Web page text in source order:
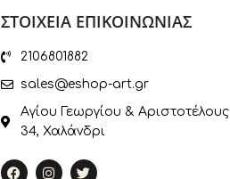
ΣΤΟΙΧΕΙΑ ΕΠΙΚΟΙΝΩΝΙΑΣ
2106801882
sales@eshop-art.gr
Αγίου Γεωργίου & Αριστοτέλους
34, Χαλάνδρι